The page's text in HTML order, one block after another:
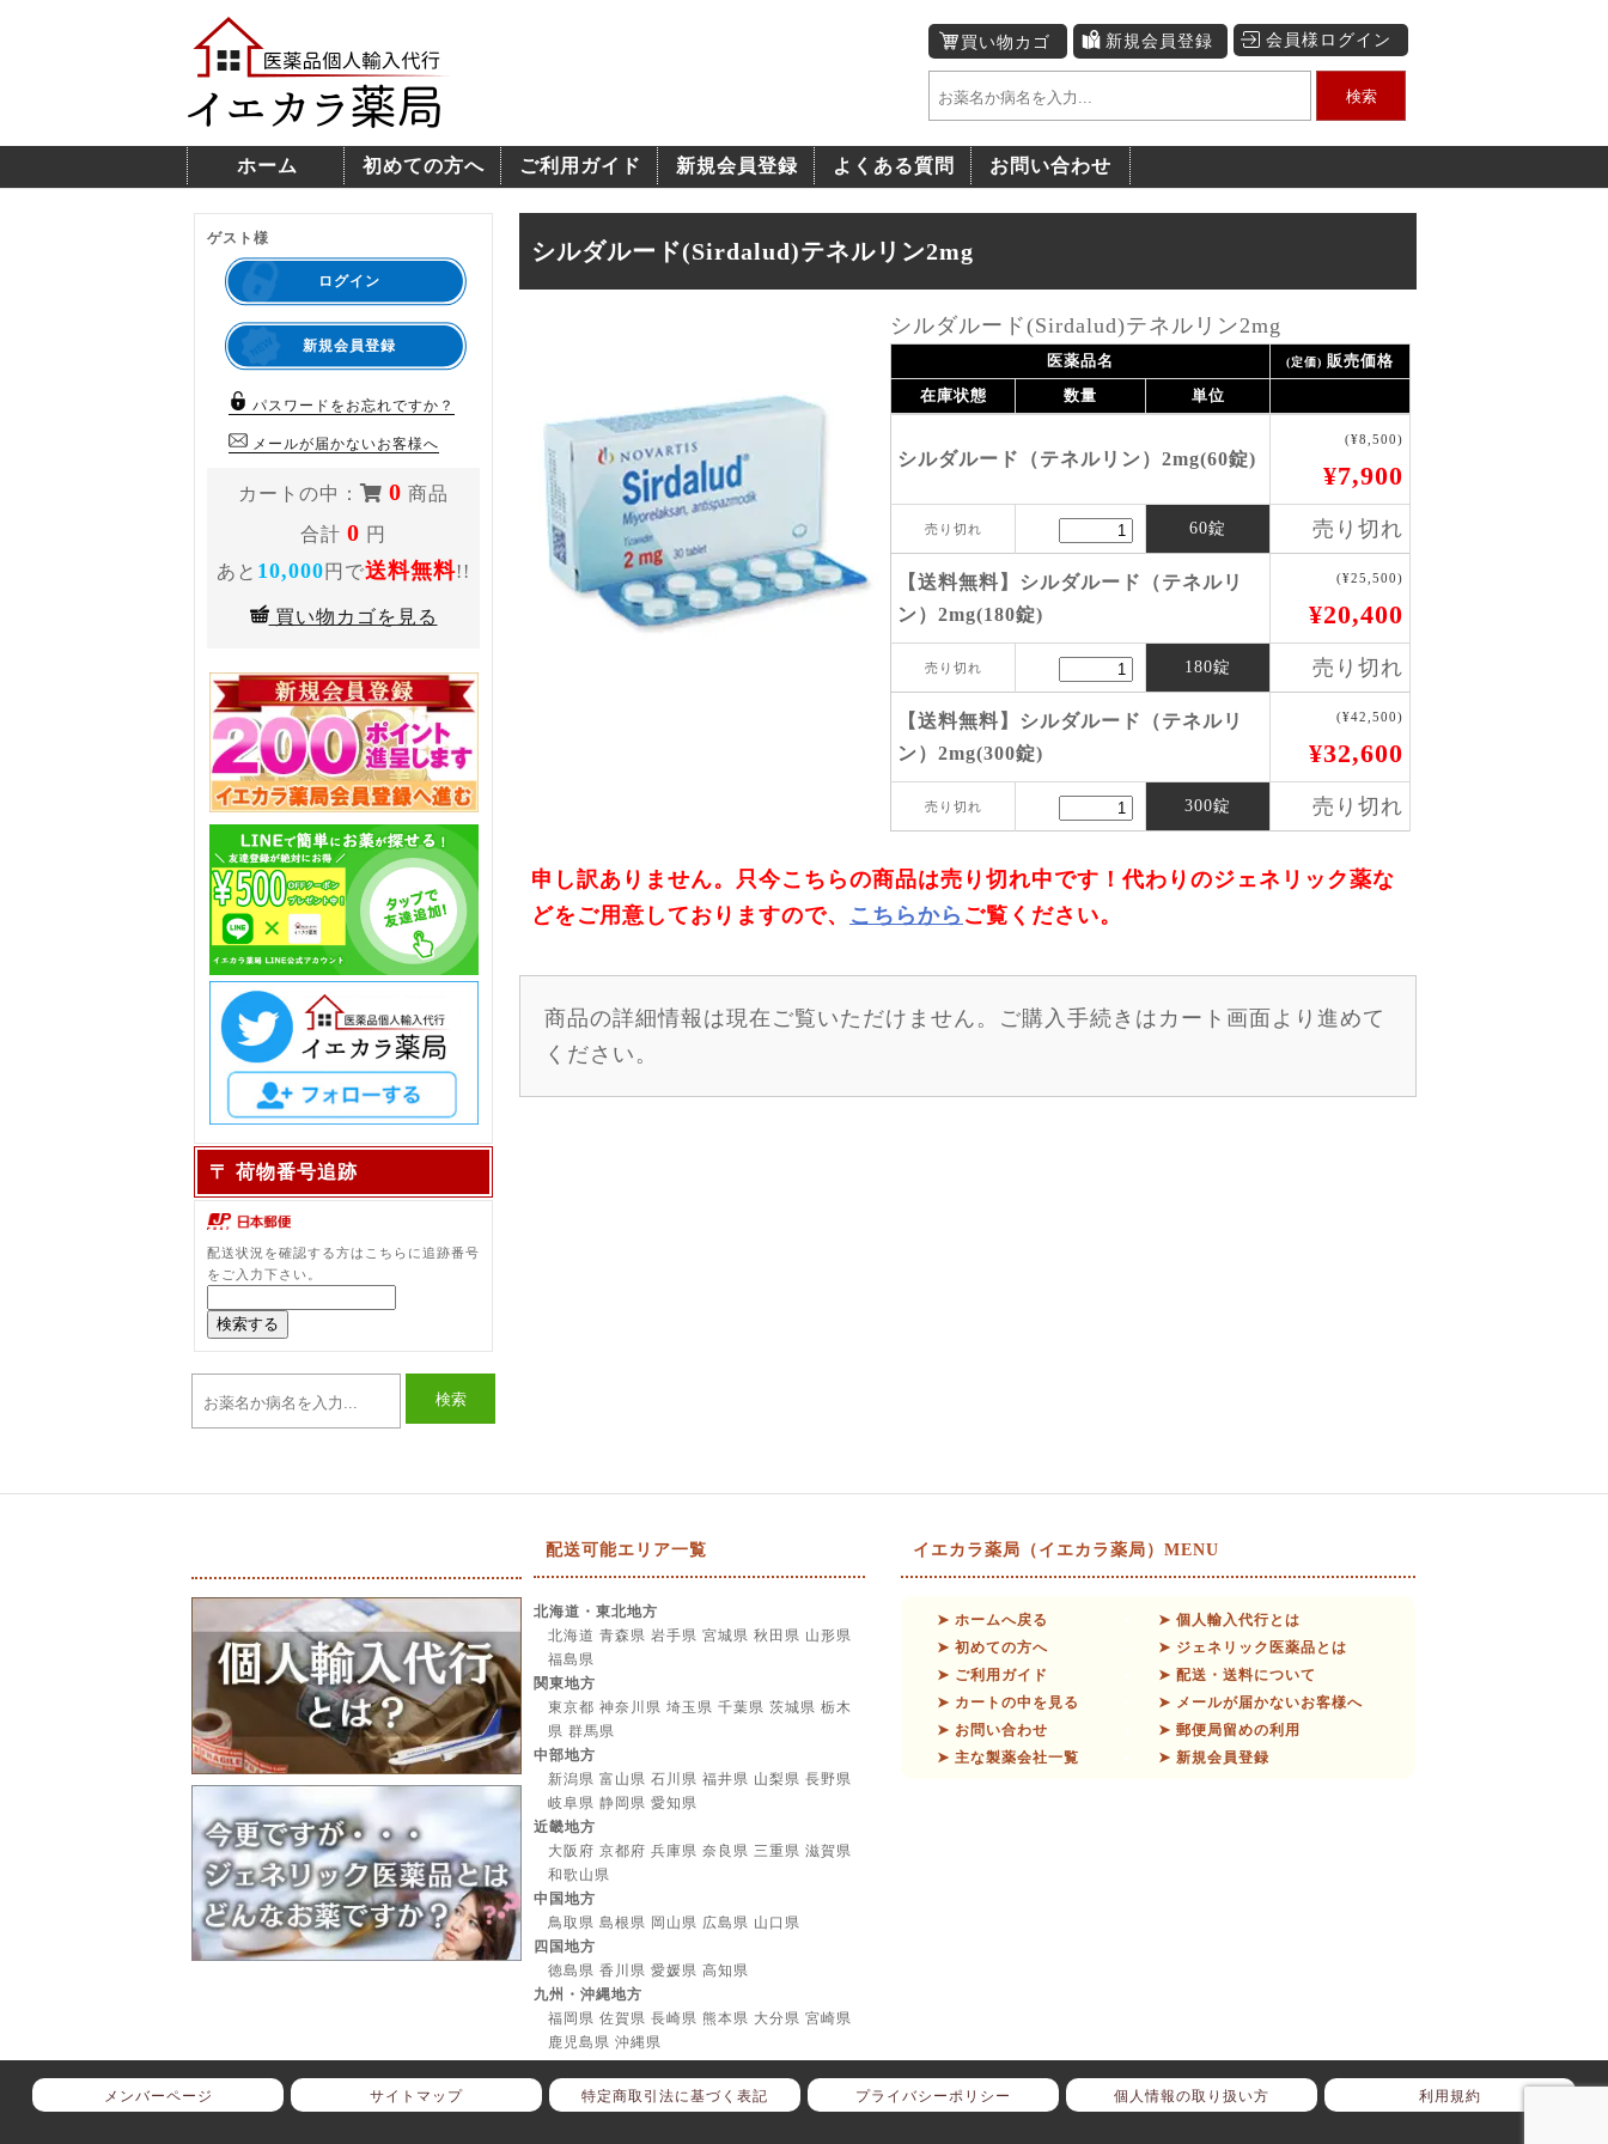
買い物カゴ 新規会員登録 会員様ログイン
検索
ホーム 初めての方へ ご利用ガイド 新規会員登録 よくある質問 お問い合わせ
シルダルード(Sirdalud)テネルリン2mg
シルダルード(Sirdalud)テネルリン2mg
医薬品名 (定価) 販売価格
在庫状態
数量 単位
シルダルード（テネルリン）2mg(60錠)
(¥8,500)
¥7,900
売り切れ 60錠 売り切れ
【送料無料】シルダルード（テネルリ
ン）2mg(180錠)
(¥25,500)
¥20,400
売り切れ 180錠 売り切れ
【送料無料】シルダルード（テネルリ
ン）2mg(300錠)
(¥42,500)
¥32,600
売り切れ 300錠 売り切れ
申し訳ありません。只今こちらの商品は売り切れ中です！代わりのジェネリック薬な
どをご用意しておりますので、 こちらから ご覧ください。
商品の詳細情報は現在ご覧いただけません。ご購入手続きはカート画面より進めて
ください。
ゲスト様
ログイン
新規会員登録
パスワードをお忘れですか？
メールが届かないお客様へ
カートの中： 0 商品
合計 0 円
あと 10,000 円で送料無料!!
買い物カゴを見る
〒 荷物番号追跡
配送状況を確認する方はこちらに追跡番号
をご入力下さい。
検索
配送可能エリア一覧
北海道・東北地方
北海道 青森県 岩手県 宮城県 秋田県 山形県
福島県
関東地方
東京都 神奈川県 埼玉県 千葉県 茨城県 栃木
県 群馬県
中部地方
新潟県 富山県 石川県 福井県 山梨県 長野県
岐阜県 静岡県 愛知県
近畿地方
大阪府 京都府 兵庫県 奈良県 三重県 滋賀県
和歌山県
中国地方
鳥取県 島根県 岡山県 広島県 山口県
四国地方
徳島県 香川県 愛媛県 高知県
九州・沖縄地方
福岡県 佐賀県 長崎県 熊本県 大分県 宮崎県
鹿児島県 沖縄県
イエカラ薬局（イエカラ薬局）MENU
➤ ホームへ戻る
➤ 初めての方へ
➤ ご利用ガイド
➤ カートの中を見る
➤ お問い合わせ
➤ 主な製薬会社一覧
➤ 個人輸入代行とは
➤ ジェネリック医薬品とは
➤ 配送・送料について
➤ メールが届かないお客様へ
➤ 郵便局留めの利用
➤ 新規会員登録
メンバーページ サイトマップ 特定商取引法に基づく表記 プライバシーポリシー 個人情報の取り扱い方 利用規約